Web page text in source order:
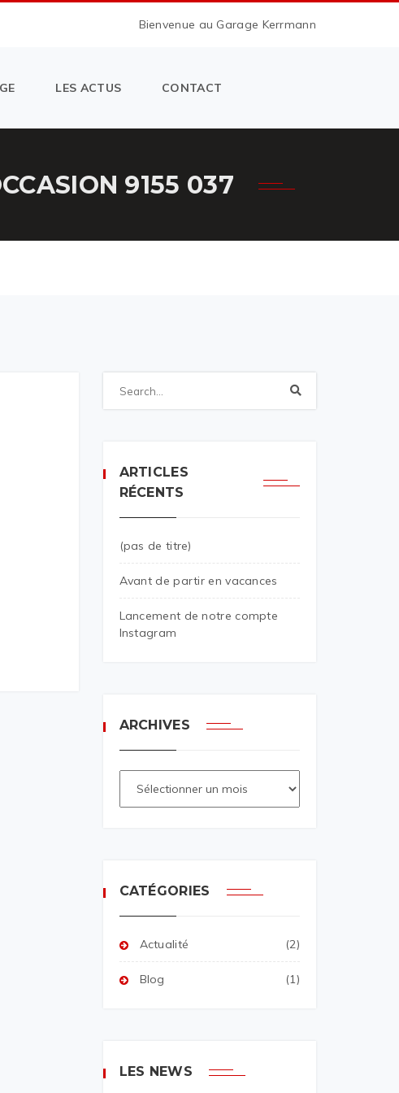
Bienvenue au Garage Kerrmann
LES ACTUS CONTACT
9155 037
ARTICLES
RÉCENTS
(pas de titre)
Avant de partir en vacances
Lancement de notre compte
Instagram
ARCHIVES
CATÉGORIES
Actualité (2)
Blog (1)
LES NEWS